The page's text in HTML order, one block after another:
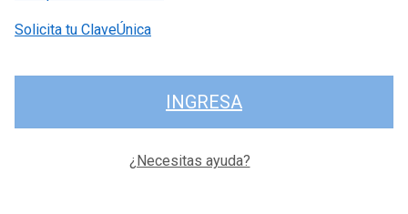
Solicita tu ClaveÚnica
INGRESA
¿Necesitas ayuda?